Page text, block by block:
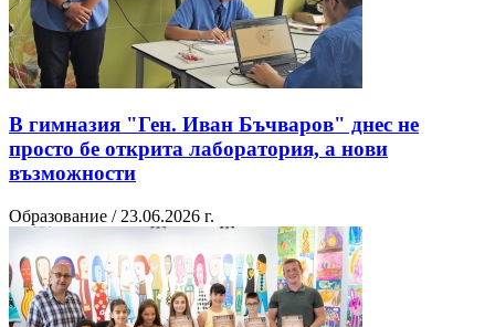
В гимназия "Ген. Иван Бъчваров" днес не
просто бе открита лаборатория, а нови
възможности
Образование / 23.06.2026 г.